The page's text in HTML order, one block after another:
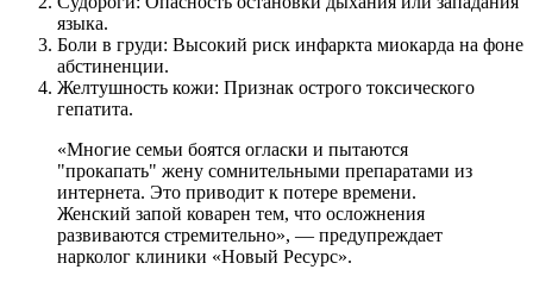
языка.
Боли в груди: Высокий риск инфаркта миокарда на фоне
абстиненции.
Желтушность кожи: Признак острого токсического
гепатита.
«Многие семьи боятся огласки и пытаются
"прокапать" жену сомнительными препаратами из
интернета. Это приводит к потере времени.
Женский запой коварен тем, что осложнения
развиваются стремительно», — предупреждает
нарколог клиники «Новый Ресурс».